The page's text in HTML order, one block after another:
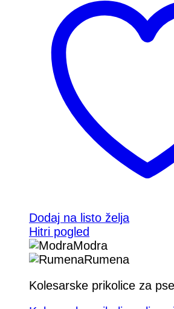
izberete
strani
izdelka
Dodaj na listo želja
Hitri pogled
Modra
Rumena
Kolesarske prikolice za pse